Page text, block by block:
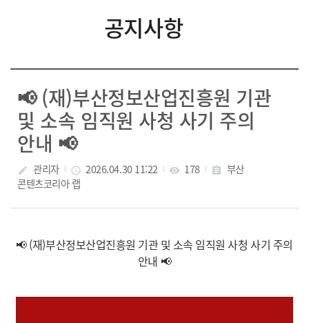
공지사항
📢 (재)부산정보산업진흥원 기관
및 소속 임직원 사청 사기 주의
안내 📢
create 관리자 access_time 2026.04.30 11:22 visibility 178 assignment
부산
콘텐츠코리아 랩
📢 (재)부산정보산업진흥원 기관 및 소속 임직원 사청 사기 주의
안내 📢